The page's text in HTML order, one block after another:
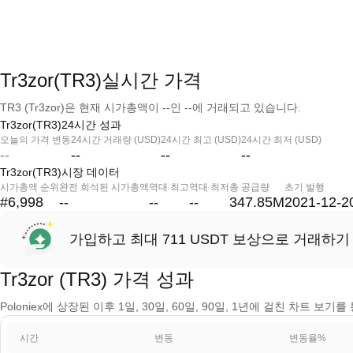
Tr3zor(TR3)실시간 가격
TR3 (Tr3zor)은 현재 시가총액이 --인 --에 거래되고 있습니다.
Tr3zor(TR3)24시간 성과
오늘의 가격 변동
--
24시간 거래량 (USD)
--
24시간 최고 (USD)
--
24시간 최저 (USD)
--
Tr3zor(TR3)시장 데이터
시가총액 순위
#6,998
완전 희석된 시가총액
--
역대 최고
--
역대 최저
--
총 공급량
347.85M
초기 발행
2021-12-
가입하고 최대 711 USDT 보상으로 거래하기
Tr3zor (TR3) 가격 성과
Poloniex에 상장된 이후 1일, 30일, 60일, 90일, 1년에 걸친 차트 보기를
시간 변동 변동율%